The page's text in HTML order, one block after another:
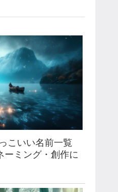
こいい名前一覧
ーミング・創作に